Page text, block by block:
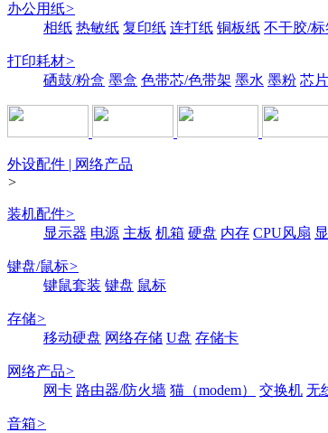
办公用纸>
相纸 热敏纸 复印纸 连打纸 铜板纸 不干胶/
打印耗材>
硒鼓/粉盒 墨盒 色带芯/色带架 墨水 墨粉 芯片
外设配件 | 网络产品
>
装机配件>
显示器 电源 主板 机箱 硬盘 内存 CPU风扇
键盘/鼠标>
键鼠套装 键盘 鼠标
存储>
移动硬盘 网络存储 U盘 存储卡
网络产品>
网卡 路由器/防火墙 猫（modem） 交换机 无
音箱>